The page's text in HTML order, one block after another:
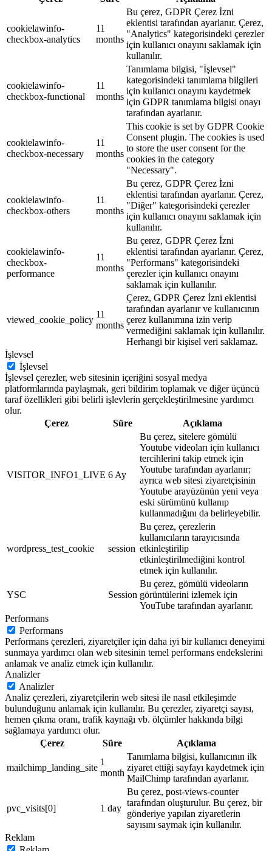
cookielawinfo-
checkbox-analytics
11
months
Bu çerez, GDPR Çerez İzni
eklentisi tarafından ayarlanır. Çerez,
"Analytics" kategorisindeki çerezler
için kullanıcı onayını saklamak için
kullanılır.
cookielawinfo-
checkbox-functional
11
months
Tanımlama bilgisi, "İşlevsel"
kategorisindeki tanımlama bilgileri
için kullanıcı onayını kaydetmek
için GDPR tanımlama bilgisi onayı
tarafından ayarlanır.
cookielawinfo-
checkbox-necessary
11
months
This cookie is set by GDPR Cookie
Consent plugin. The cookies is used
to store the user consent for the
cookies in the category
"Necessary".
cookielawinfo-
checkbox-others
11
months
Bu çerez, GDPR Çerez İzni
eklentisi tarafından ayarlanır. Çerez,
"Diğer" kategorisindeki çerezler
için kullanıcı onayını saklamak için
kullanılır.
cookielawinfo-
checkbox-
performance
11
months
Bu çerez, GDPR Çerez İzni
eklentisi tarafından ayarlanır. Çerez,
"Performans" kategorisindeki
çerezler için kullanıcı onayını
saklamak için kullanılır.
viewed_cookie_policy
11
months
Çerez, GDPR Çerez İzni eklentisi
tarafından ayarlanır ve kullanıcının
çerez kullanımına izin verip
vermediğini saklamak için kullanılır.
Herhangi bir kişisel veri saklamaz.
İşlevsel
İşlevsel
İşlevsel çerezler, web sitesinin içeriğini sosyal medya
platformlarında paylaşmak, geri bildirim toplamak ve diğer üçüncü
taraf özellikleri gibi belirli işlevlerin gerçekleştirilmesine yardımcı
olur.
Çerez
Süre Açıklama
VISITOR_INFO1_LIVE 6 Ay
Bu çerez, sitelere gömülü
Youtube videoları için kullanıcı
tercihlerini takip etmek için
Youtube tarafından ayarlanır;
ayrıca web sitesi ziyaretçisinin
Youtube arayüzünün yeni veya
eski sürümünü kullanıp
kullanmadığını da belirleyebilir.
wordpress_test_cookie session
Bu çerez, çerezlerin
kullanıcıların tarayıcısında
etkinleştirilip
etkinleştirilmediğini kontrol
etmek için kullanılır.
YSC Session
Bu çerez, gömülü videoların
görüntülerini izlemek için
YouTube tarafından ayarlanır.
Performans
Performans
Performans çerezleri, ziyaretçiler için daha iyi bir kullanıcı deneyimi
sunmaya yardımcı olan web sitesinin temel performans endekslerini
anlamak ve analiz etmek için kullanılır.
Analizler
Analizler
Analiz çerezleri, ziyaretçilerin web sitesi ile nasıl etkileşimde
bulunduğunu anlamak için kullanılır. Bu çerezler, ziyaretçi sayısı,
hemen çıkma oranı, trafik kaynağı vb. ölçümler hakkında bilgi
sağlamaya yardımcı olur.
Çerez
Süre Açıklama
mailchimp_landing_site
1
month
Tanımlama bilgisi, kullanıcının ilk
ziyaret ettiği sayfayı kaydetmek için
MailChimp tarafından ayarlanır.
pvc_visits[0] 1 day
Bu çerez, post-views-counter
tarafından oluşturulur. Bu çerez, bir
gönderiye yapılan ziyaretlerin
sayısını saymak için kullanılır.
Reklam